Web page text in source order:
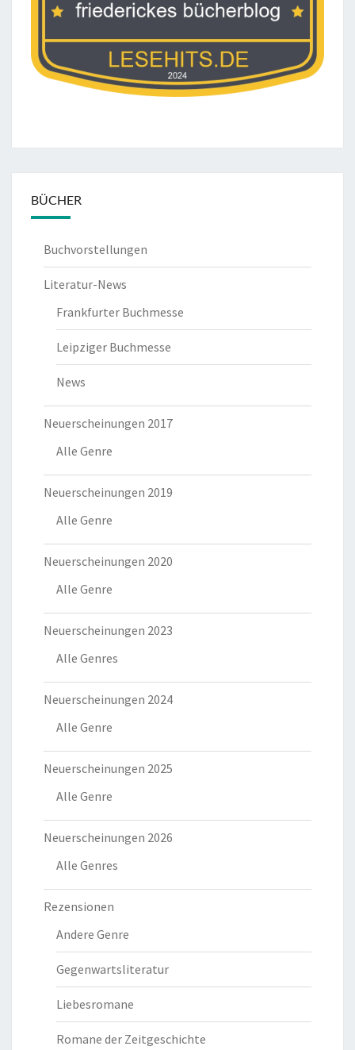
BÜCHER
Buchvorstellungen
Literatur-News
Frankfurter Buchmesse
Leipziger Buchmesse
News
Neuerscheinungen 2017
Alle Genre
Neuerscheinungen 2019
Alle Genre
Neuerscheinungen 2020
Alle Genre
Neuerscheinungen 2023
Alle Genres
Neuerscheinungen 2024
Alle Genre
Neuerscheinungen 2025
Alle Genre
Neuerscheinungen 2026
Alle Genres
Rezensionen
Andere Genre
Gegenwartsliteratur
Liebesromane
Romane der Zeitgeschichte